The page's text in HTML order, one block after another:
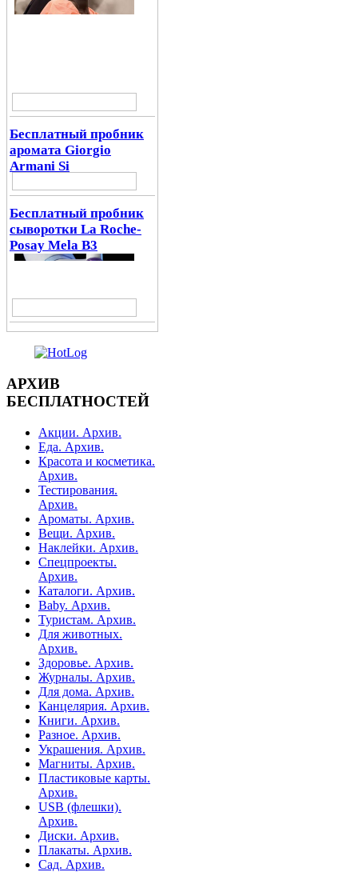
Бесплатный пробник
аромата Giorgio
Armani Si
Бесплатный пробник
сыворотки La Roche-
Posay Mela B3
АРХИВ
БЕСПЛАТНОСТЕЙ
Акции. Архив.
Еда. Архив.
Красота и косметика.
Архив.
Тестирования.
Архив.
Ароматы. Архив.
Вещи. Архив.
Наклейки. Архив.
Спецпроекты.
Архив.
Каталоги. Архив.
Baby. Архив.
Туристам. Архив.
Для животных.
Архив.
Здоровье. Архив.
Журналы. Архив.
Для дома. Архив.
Канцелярия. Архив.
Книги. Архив.
Разное. Архив.
Украшения. Архив.
Магниты. Архив.
Пластиковые карты.
Архив.
USB (флешки).
Архив.
Диски. Архив.
Плакаты. Архив.
Сад. Архив.